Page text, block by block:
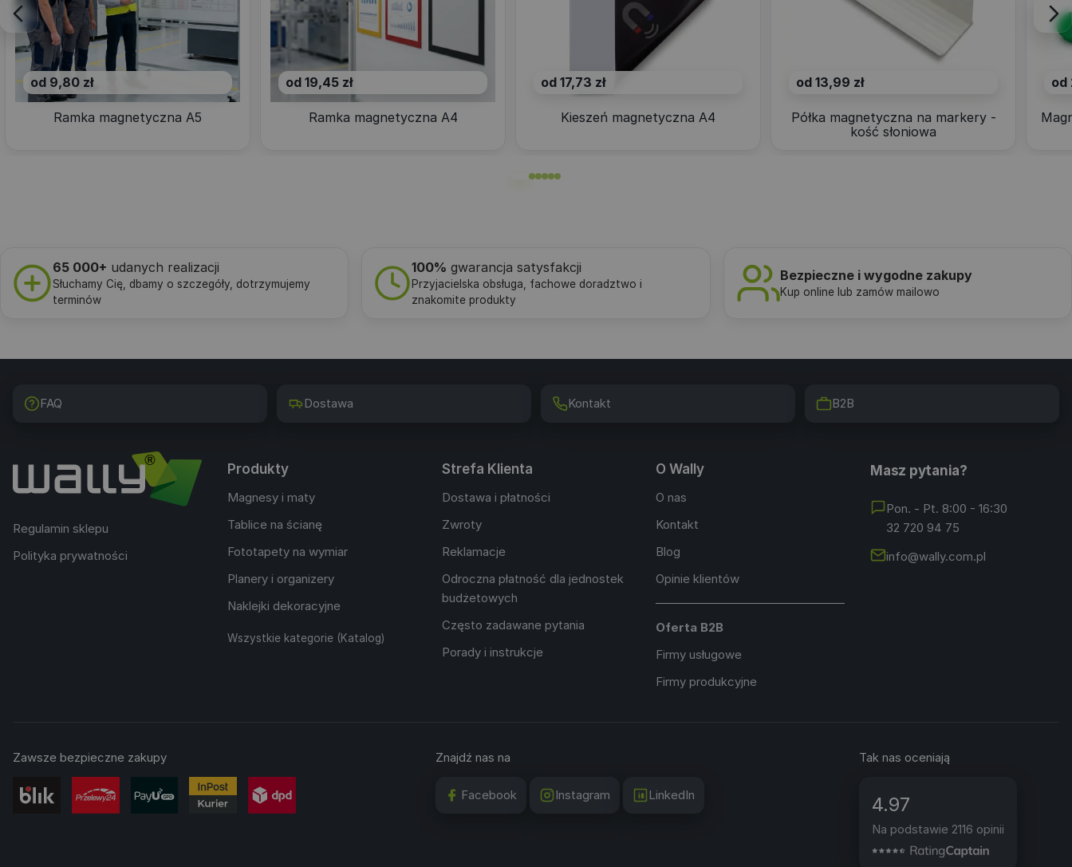
od 9,80 zł
Ramka magnetyczna A5
od 19,45 zł
Ramka magnetyczna A4
od 17,73 zł
Kieszeń magnetyczna A4
od 13,99 zł
Półka magnetyczna na markery -
kość słoniowa
od
65 000+ udanych realizacji
Słuchamy Cię, dbamy o szczegóły, dotrzymujemy
terminów
100% gwarancja satysfakcji
Przyjacielska obsługa, fachowe doradztwo i
znakomite produkty
Bezpieczne i wygodne zakupy
Kup online lub zamów mailowo
FAQ Dostawa Kontakt B2B
Regulamin sklepu
Polityka prywatności
Produkty
Magnesy i maty
Tablice na ścianę
Fototapety na wymiar
Planery i organizery
Naklejki dekoracyjne
Wszystkie kategorie (Katalog)
Strefa Klienta
Dostawa i płatności
Zwroty
Reklamacje
Odroczna płatność dla jednostek
budżetowych
Często zadawane pytania
Porady i instrukcje
O Wally
O nas
Kontakt
Blog
Opinie klientów
Oferta B2B
Firmy usługowe
Firmy produkcyjne
Masz pytania?
Pon. - Pt. 8:00 - 16:30
32 720 94 75
info@wally.com.pl
Zawsze bezpieczne zakupy Znajdź nas na
Facebook Instagram LinkedIn
Tak nas oceniają
4.97
Na podstawie 2116 opinii